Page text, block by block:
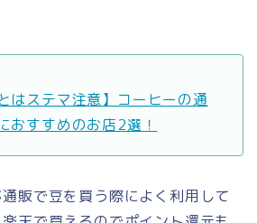
はステマ注意】コーヒーの通
おすすめのお店2選！
販で豆を買う際によく利用して